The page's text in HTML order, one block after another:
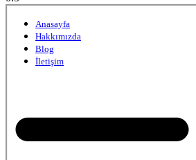
Anasayfa
Hakkımızda
Blog
İletişim